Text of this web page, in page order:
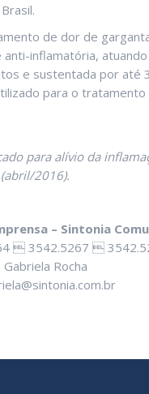
de dor de
inflamatória,
e sustentada por até
para o
para alívio da
(abril/2016).
– Sintonia
 3542.5267 
Gabriela Rocha